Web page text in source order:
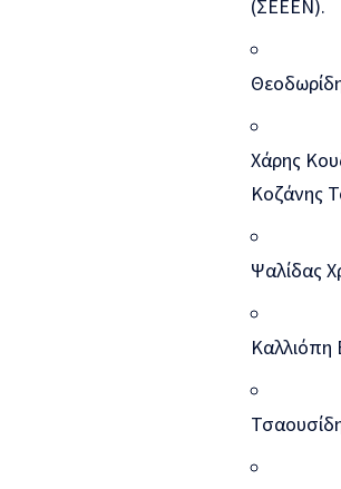
(ΣΕΕΕΝ).
Χάρης
Κοζάνης
Ψαλίδας
Καλλιόπη